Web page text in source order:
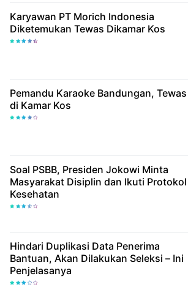
Karyawan PT Morich Indonesia
Diketemukan Tewas Dikamar Kos
Pemandu Karaoke Bandungan, Tewas
di Kamar Kos
Soal PSBB, Presiden Jokowi Minta
Masyarakat Disiplin dan Ikuti Protokol
Kesehatan
Hindari Duplikasi Data Penerima
Bantuan, Akan Dilakukan Seleksi – Ini
Penjelasanya